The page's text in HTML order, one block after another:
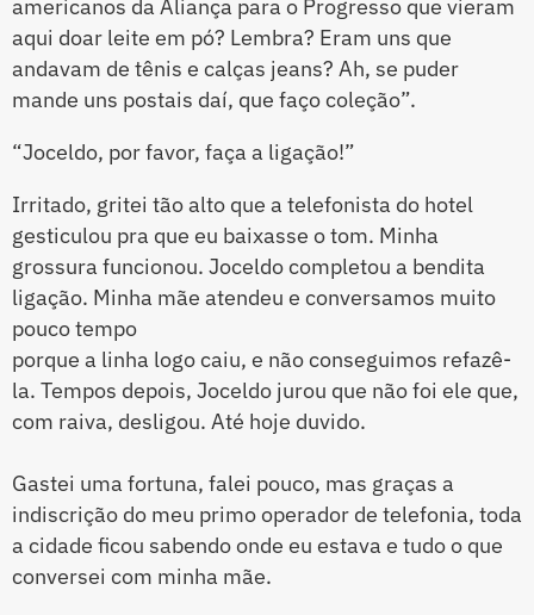
americanos da Aliança para o Progresso que vieram
aqui doar leite em pó? Lembra? Eram uns que
andavam de tênis e calças jeans? Ah, se puder
mande uns postais daí, que faço coleção”.
“Joceldo, por favor, faça a ligação!”
Irritado, gritei tão alto que a telefonista do hotel
gesticulou pra que eu baixasse o tom. Minha
grossura funcionou. Joceldo completou a bendita
ligação. Minha mãe atendeu e conversamos muito
pouco tempo
porque a linha logo caiu, e não conseguimos refazê-
la. Tempos depois, Joceldo jurou que não foi ele que,
com raiva, desligou. Até hoje duvido.
Gastei uma fortuna, falei pouco, mas graças a
indiscrição do meu primo operador de telefonia, toda
a cidade ficou sabendo onde eu estava e tudo o que
conversei com minha mãe.